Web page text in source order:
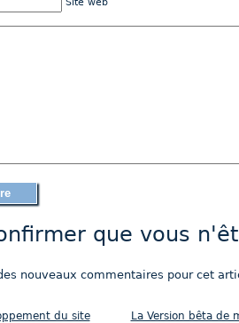
que vous
nouveaux commentaires pour cet
du site La Version bêta de